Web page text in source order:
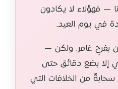
— فهؤلاء لا يكادون
في يوم العيد.
بفرحٍ غامر. ولكن —
إلا بضع دقائق حتى
من الخلافات التي